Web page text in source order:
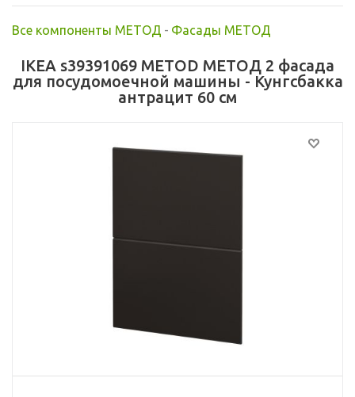
Все компоненты МЕТОД - Фасады МЕТОД
IKEA s39391069 METOD МЕТОД 2 фасада
для посудомоечной машины - Кунгсбакка
антрацит 60 см